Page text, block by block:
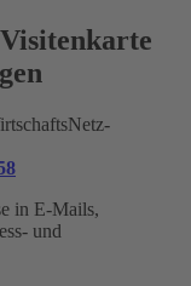
in E-Mails,
und